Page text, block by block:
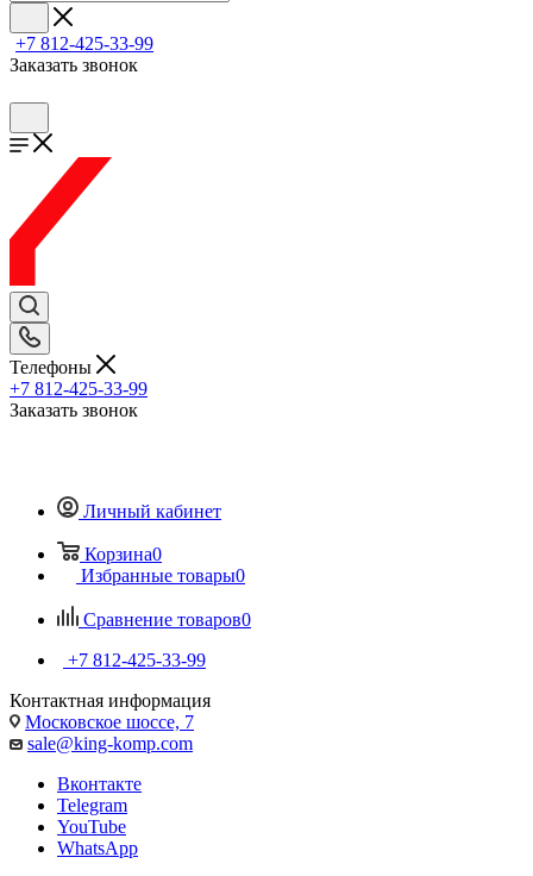
+7 812-425-33-99
Заказать звонок
Телефоны
+7 812-425-33-99
Заказать звонок
Личный кабинет
Корзина0
Избранные товары0
Сравнение товаров0
+7 812-425-33-99
Контактная информация
Московское шоссе, 7
sale@king-komp.com
Вконтакте
Telegram
YouTube
WhatsApp